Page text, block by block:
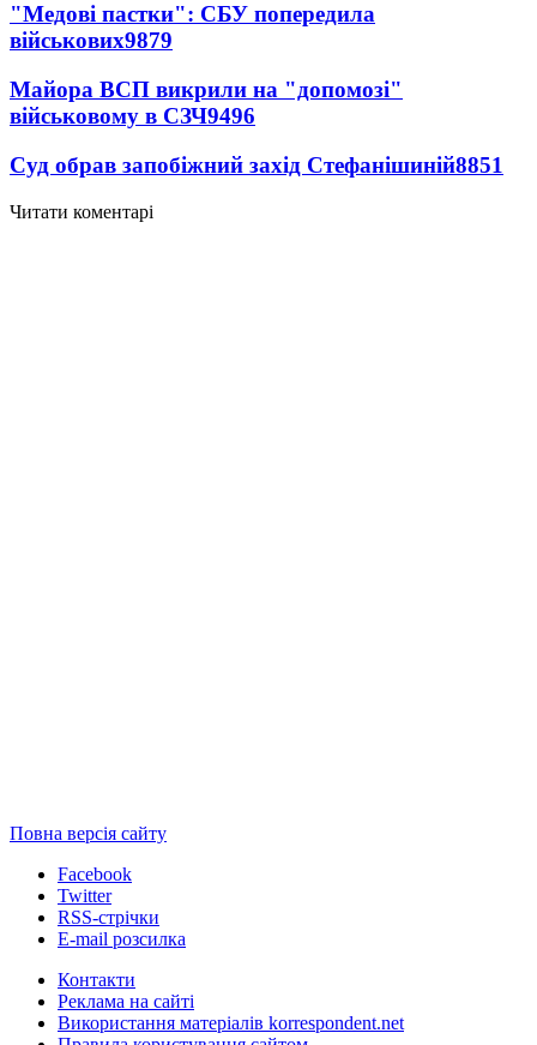
"Медові пастки": СБУ попередила
військових9879
Майора ВСП викрили на "допомозі"
військовому в СЗЧ9496
Суд обрав запобіжний захід Стефанішиній8851
Читати коментарі
Повна версія сайту
Facebook
Twitter
RSS-стрічки
E-mail розсилка
Контакти
Реклама на сайті
Використання матеріалів korrespondent.net